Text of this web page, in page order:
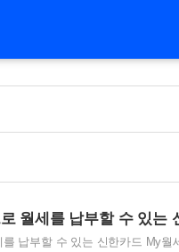
납부할 수 있는 신한카드 My